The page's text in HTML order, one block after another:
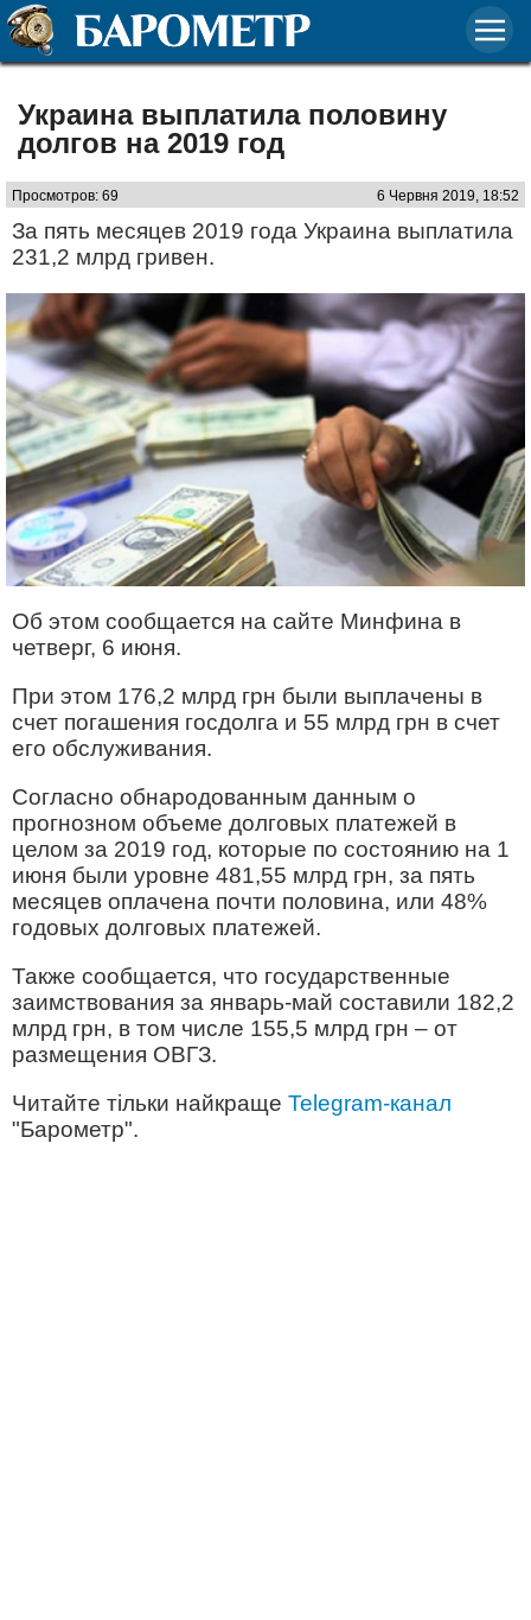
Украина выплатила половину
долгов на 2019 год
Просмотров: 69 6 Червня 2019, 18:52
За пять месяцев 2019 года Украина выплатила
231,2 млрд гривен.
Об этом сообщается на сайте Минфина в
четверг, 6 июня.
При этом 176,2 млрд грн были выплачены в
счет погашения госдолга и 55 млрд грн в счет
его обслуживания.
Согласно обнародованным данным о
прогнозном объеме долговых платежей в
целом за 2019 год, которые по состоянию на 1
июня были уровне 481,55 млрд грн, за пять
месяцев оплачена почти половина, или 48%
годовых долговых платежей.
Также сообщается, что государственные
заимствования за январь-май составили 182,2
млрд грн, в том числе 155,5 млрд грн – от
размещения ОВГЗ.
Читайте тільки найкраще Telegram-канал
"Барометр".